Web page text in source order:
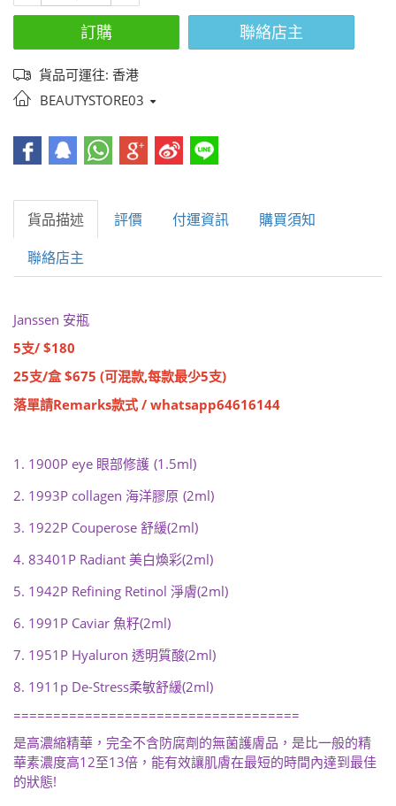
訂購 聯絡店主
貨品可運往: 香港
BEAUTYSTORE03
貨品描述 評價 付運資訊
購買須知
聯絡店主
Janssen 安瓶
5支/ $180
25支/盒 $675 (可混款,每款最少5支)
落單請Remarks款式 / whatsapp64616144
1. 1900P eye 眼部修護 (1.5ml)
2. 1993P collagen 海洋膠原 (2ml)
3. 1922P Couperose 舒緩(2ml)
4. 83401P Radiant 美白煥彩(2ml)
5. 1942P Refining Retinol 淨膚(2ml)
6. 1991P Caviar 魚籽(2ml)
7. 1951P Hyaluron 透明質酸(2ml)
8. 1911p De-Stress柔敏舒緩(2ml)
====================================
是高濃縮精華，完全不含防腐劑的無菌護膚品，是比一般的精
華素濃度高12至13倍，能有效讓肌膚在最短的時間內達到最佳
的狀態!